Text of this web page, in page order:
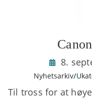
8.
Nyhetsarkiv/
Til tross for at